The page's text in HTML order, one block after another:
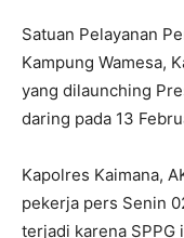
Satuan Pelayanan
Kampung Wamesa,
yang dilaunching
daring pada 13
Kapolres Kaimana,
pekerja pers Senin
terjadi karena SPPG